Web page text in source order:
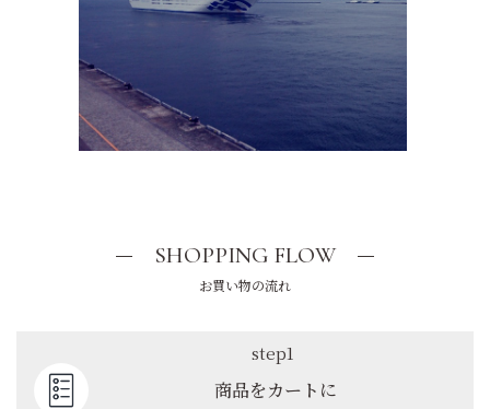
SHOPPING FLOW
お買い物の流れ
step1
商品をカートに